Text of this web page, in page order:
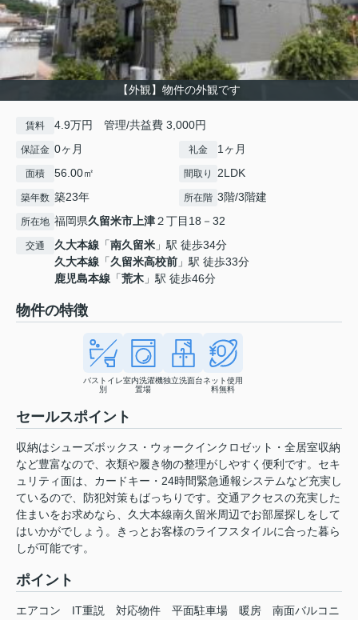
【外観】物件の外観です
賃料 4.9万円 管理/共益費 3,000円
保証金 0ヶ月 礼金 1ヶ月
面積 56.00㎡ 間取り 2LDK
築年数 築23年 所在階 3階/3階建
所在地 福岡県久留米市上津２丁目18－32
交通 久大本線 「南久留米 」駅 徒歩34分
久大本線 「久留米高校前 」駅 徒歩33分
鹿児島本線 「荒木 」駅 徒歩46分
物件の特徴
バストイレ
別
室内洗濯機
置場
独立洗面台ネット使用
料無料
セールスポイント
収納はシューズボックス・ウォークインクロゼット・全居室収納
など豊富なので、衣類や履き物の整理がしやすく便利です。セキ
ュリティ面は、カードキー・24時間緊急通報システムなど充実し
ているので、防犯対策もばっちりです。交通アクセスの充実した
住まいをお求めなら、久大本線南久留米周辺でお部屋探しをして
はいかがでしょう。きっとお客様のライフスタイルに合った暮ら
しが可能です。
ポイント
エアコン IT重説 対応物件 平面駐車場 暖房
南面バルコニ